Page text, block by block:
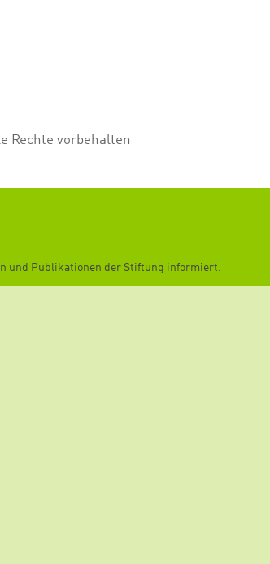
Rechte vorbehalten
und Publikationen der Stiftung informiert.